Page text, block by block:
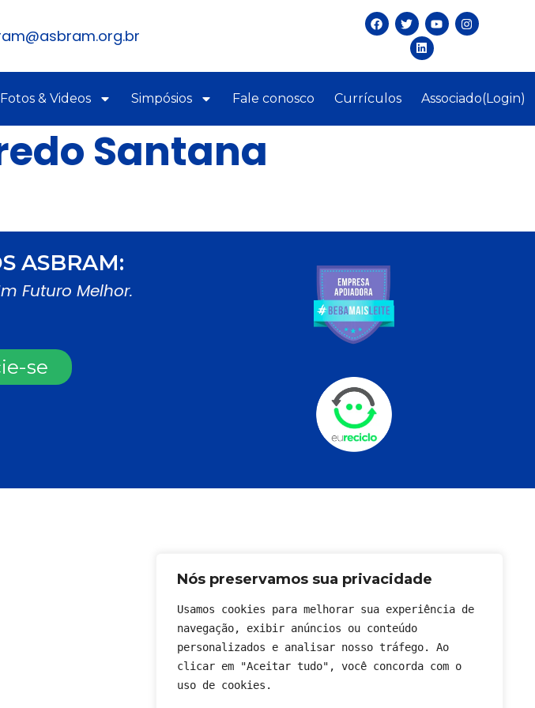
Nós preservamos sua privacidade
Usamos cookies para melhorar sua experiência de
navegação, exibir anúncios ou conteúdo
personalizados e analisar nosso tráfego. Ao
clicar em "Aceitar tudo", você concorda com o
uso de cookies.
Fotos & Videos Simpósios Fale conosco Currículos Associado(Login)
Santana
ASBRAM:
Futuro Melhor.
se